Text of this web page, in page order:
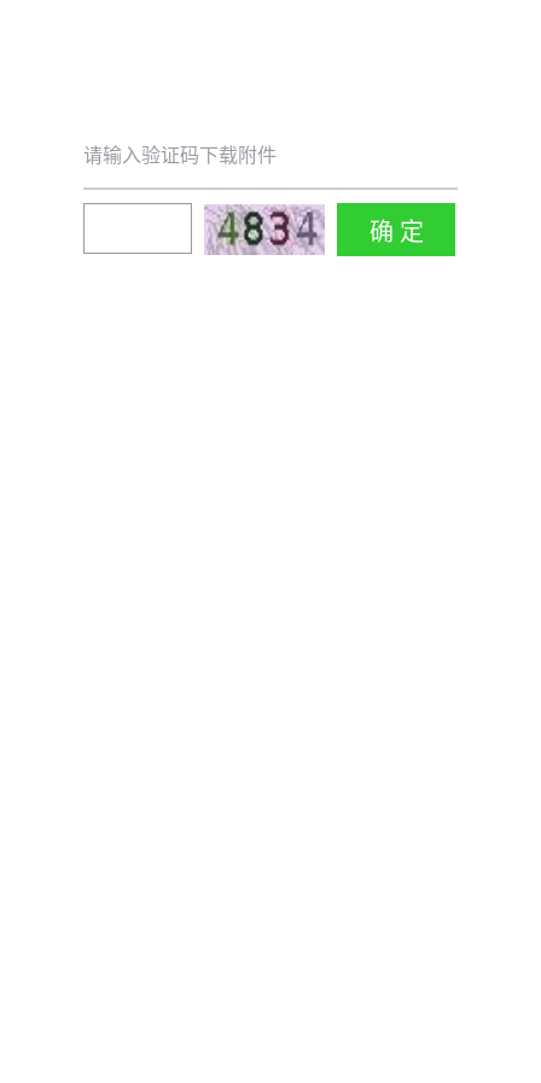
请输入验证码下载附件